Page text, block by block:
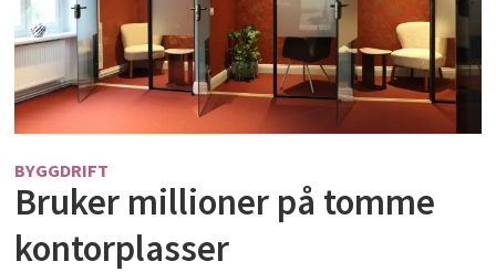
BYGGDRIFT
Bruker millioner på tomme
kontorplasser